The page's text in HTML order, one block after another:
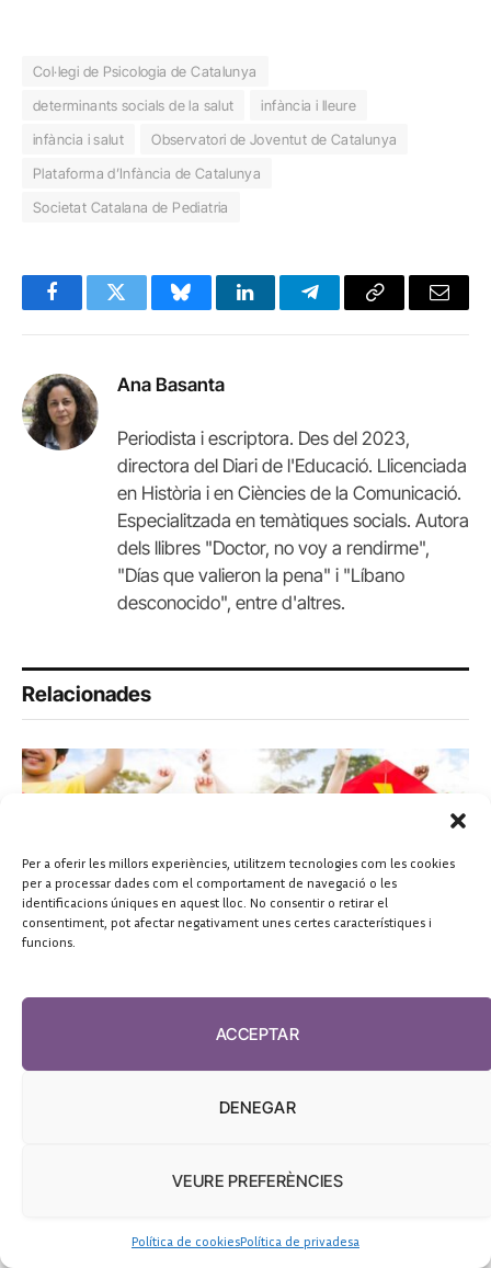
Per a oferir les millors experiències, utilitzem tecnologies com les cookies
per a processar dades com el comportament de navegació o les
identificacions úniques en aquest lloc. No consentir o retirar el
consentiment, pot afectar negativament unes certes característiques i
funcions.
ACCEPTAR
DENEGAR
VEURE PREFERÈNCIES
Política de cookiesPolítica de privadesa
Col·legi de Psicologia de Catalunya
determinants socials de la salut
infància i lleure
infància i salut
Observatori de Joventut de Catalunya
Plataforma d’Infància de Catalunya
Societat Catalana de Pediatria
FacebookTwitter BlueskyLinkedInTelegramCopy
Email
Ana Basanta
Periodista i escriptora. Des del 2023,
directora del Diari de l'Educació. Llicenciada
en Història i en Ciències de la Comunicació.
Especialitzada en temàtiques socials. Autora
dels llibres "Doctor, no voy a rendirme",
"Días que valieron la pena" i "Líbano
desconocido", entre d'altres.
Relacionades
5.000 entitats reclamen al Govern que garanteixi el
lleure d’estiu a infants i joves